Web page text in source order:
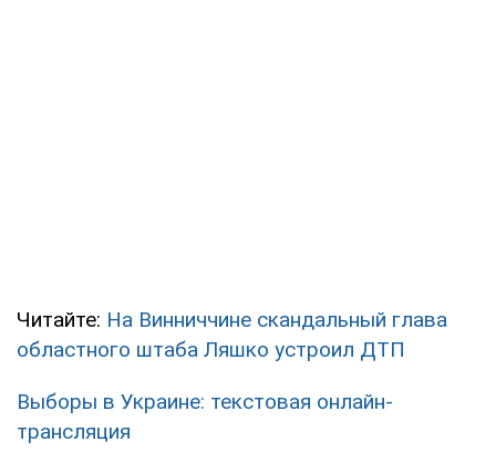
Читайте: На Винниччине скандальный глава
областного штаба Ляшко устроил ДТП
Выборы в Украине: текстовая онлайн-
трансляция